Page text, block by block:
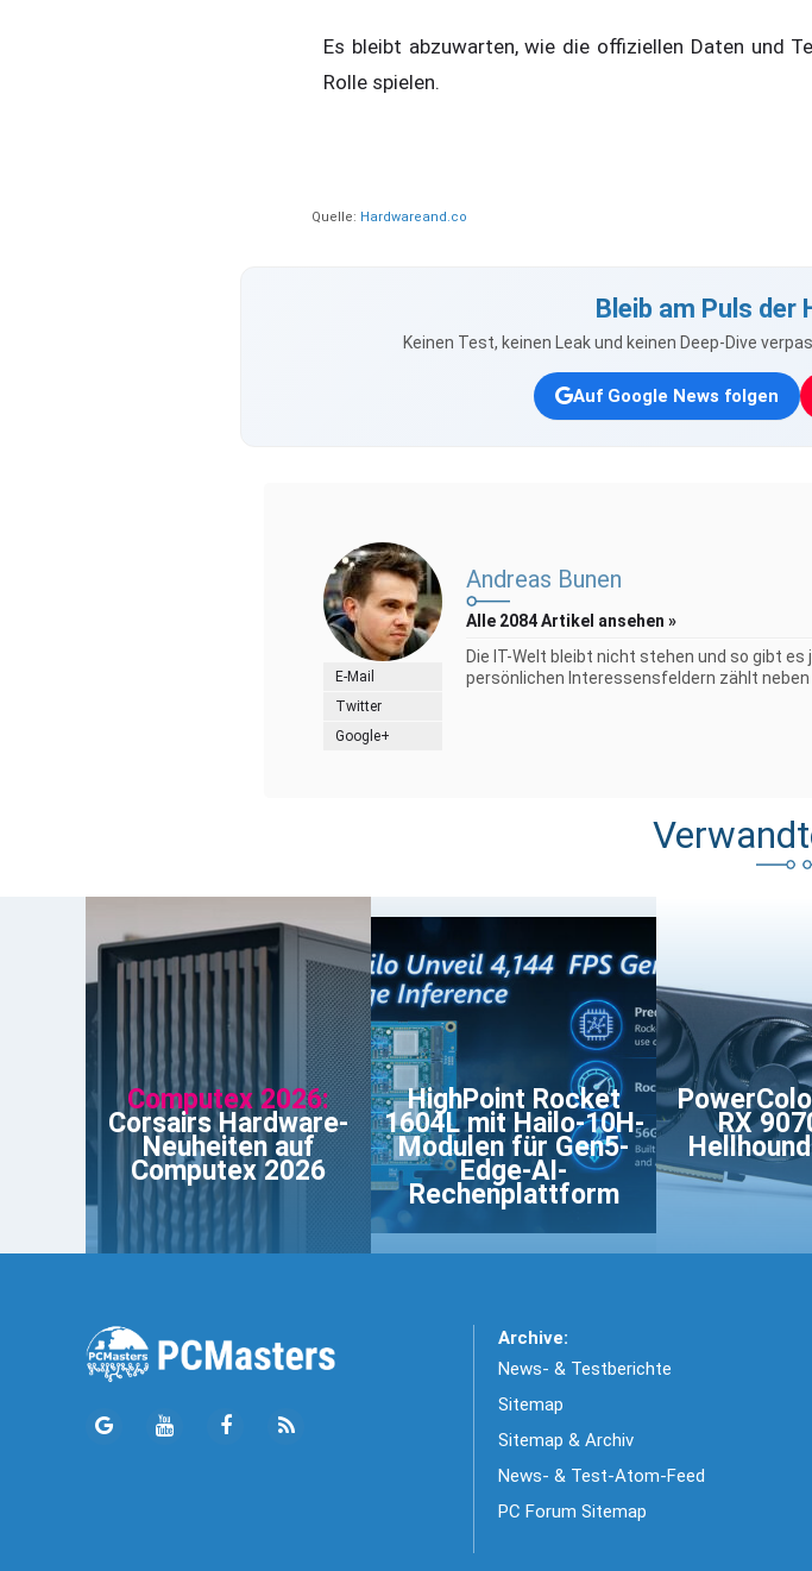
Es bleibt abzuwarten, wie die offiziellen Daten und
Rolle spielen.
Quelle: Hardwareand.co
Bleib am Puls der
Keinen Test, keinen Leak und keinen Deep-Dive
Auf Google News folgen
E-Mail
Twitter
Google+
Andreas Bunen
Alle 2084 Artikel ansehen »
Die IT-Welt bleibt nicht stehen und so gibt
persönlichen Interessensfeldern zählt
Computex 2026:
Corsairs Hardware-
Neuheiten auf
Computex 2026
HighPoint Rocket
1604L mit Hailo-10H-
Modulen für Gen5-
Edge-AI-
Rechenplattform
RX
Archive:
News- & Testberichte
Sitemap
Sitemap & Archiv
News- & Test-Atom-Feed
PC Forum Sitemap